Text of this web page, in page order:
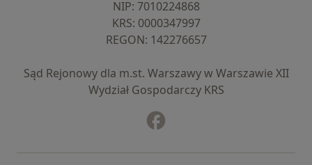
NIP: ⁠7010224868
KRS: ⁠0000347997
REGON: ⁠142276657
Sąd Rejonowy dla m.st. Warszawy w Warszawie XII
Wydział Gospodarczy KRS